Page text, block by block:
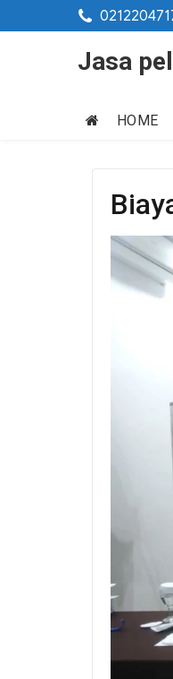
Jasa
HOME